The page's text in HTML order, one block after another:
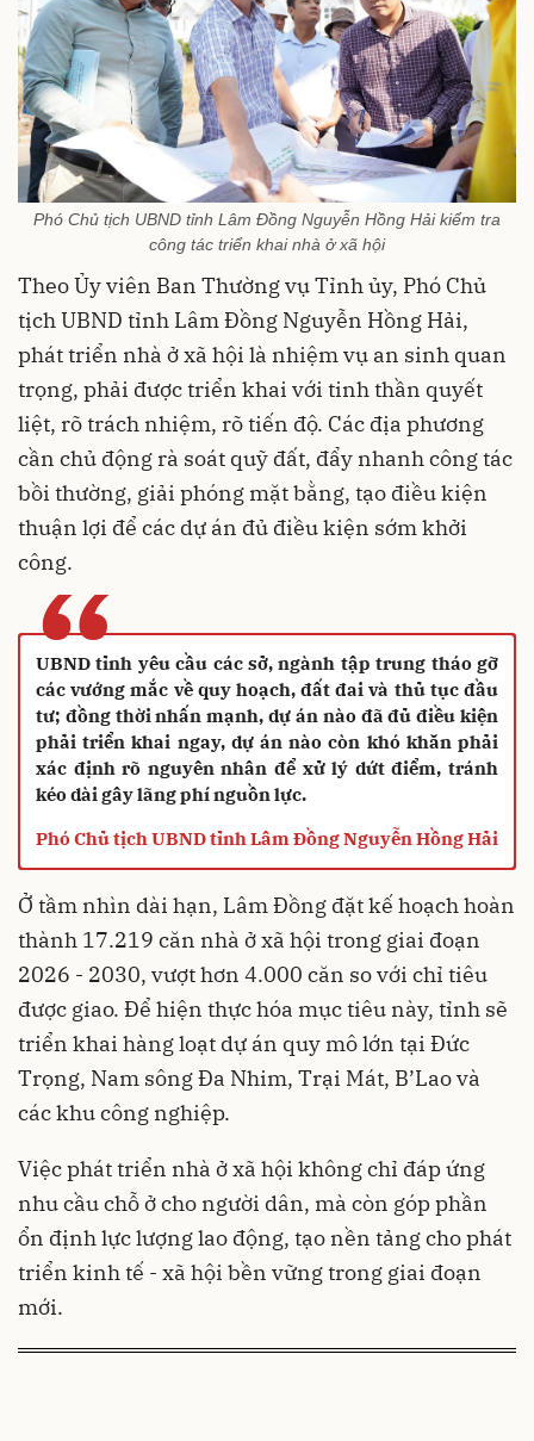
Phó Chủ tịch UBND tỉnh Lâm Đồng Nguyễn Hồng Hải kiểm tra
công tác triển khai nhà ở xã hội
Theo Ủy viên Ban Thường vụ Tỉnh ủy, Phó Chủ
tịch UBND tỉnh Lâm Đồng Nguyễn Hồng Hải,
phát triển nhà ở xã hội là nhiệm vụ an sinh quan
trọng, phải được triển khai với tinh thần quyết
liệt, rõ trách nhiệm, rõ tiến độ. Các địa phương
cần chủ động rà soát quỹ đất, đẩy nhanh công tác
bồi thường, giải phóng mặt bằng, tạo điều kiện
thuận lợi để các dự án đủ điều kiện sớm khởi
công.
“
UBND tỉnh yêu cầu các sở, ngành tập trung tháo gỡ
các vướng mắc về quy hoạch, đất đai và thủ tục đầu
tư; đồng thời nhấn mạnh, dự án nào đã đủ điều kiện
phải triển khai ngay, dự án nào còn khó khăn phải
xác định rõ nguyên nhân để xử lý dứt điểm, tránh
kéo dài gây lãng phí nguồn lực.
Phó Chủ tịch UBND tỉnh Lâm Đồng Nguyễn Hồng Hải
Ở tầm nhìn dài hạn, Lâm Đồng đặt kế hoạch hoàn
thành 17.219 căn nhà ở xã hội trong giai đoạn
2026 - 2030, vượt hơn 4.000 căn so với chỉ tiêu
được giao. Để hiện thực hóa mục tiêu này, tỉnh sẽ
triển khai hàng loạt dự án quy mô lớn tại Đức
Trọng, Nam sông Đa Nhim, Trại Mát, B’Lao và
các khu công nghiệp.
Việc phát triển nhà ở xã hội không chỉ đáp ứng
nhu cầu chỗ ở cho người dân, mà còn góp phần
ổn định lực lượng lao động, tạo nền tảng cho phát
triển kinh tế - xã hội bền vững trong giai đoạn
mới.